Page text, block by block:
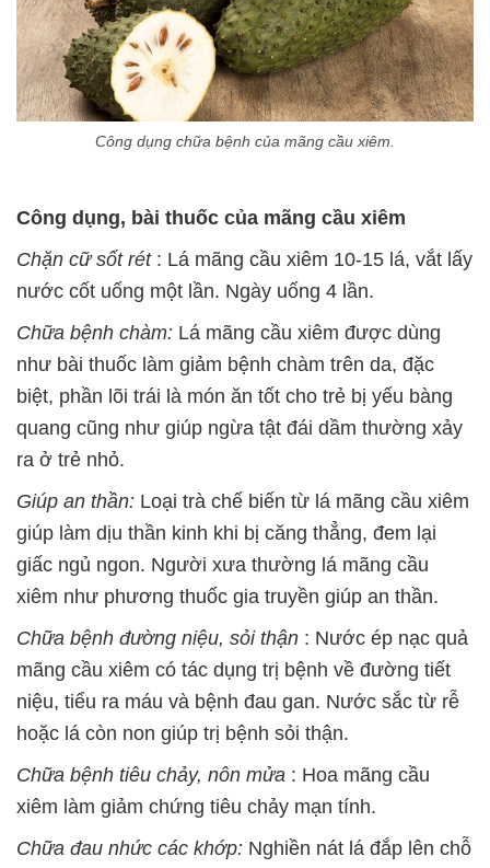
Công dụng chữa bệnh của mãng cầu xiêm.
Công dụng, bài thuốc của mãng cầu xiêm
Chặn cữ sốt rét : Lá mãng cầu xiêm 10-15 lá, vắt lấy
nước cốt uống một lần. Ngày uống 4 lần.
Chữa bệnh chàm: Lá mãng cầu xiêm được dùng
như bài thuốc làm giảm bệnh chàm trên da, đặc
biệt, phần lõi trái là món ăn tốt cho trẻ bị yếu bàng
quang cũng như giúp ngừa tật đái dầm thường xảy
ra ở trẻ nhỏ.
Giúp an thần: Loại trà chế biến từ lá mãng cầu xiêm
giúp làm dịu thần kinh khi bị căng thẳng, đem lại
giấc ngủ ngon. Người xưa thường lá mãng cầu
xiêm như phương thuốc gia truyền giúp an thần.
Chữa bệnh đường niệu, sỏi thận : Nước ép nạc quả
mãng cầu xiêm có tác dụng trị bệnh về đường tiết
niệu, tiểu ra máu và bệnh đau gan. Nước sắc từ rễ
hoặc lá còn non giúp trị bệnh sỏi thận.
Chữa bệnh tiêu chảy, nôn mửa : Hoa mãng cầu
xiêm làm giảm chứng tiêu chảy mạn tính.
Chữa đau nhức các khớp: Nghiền nát lá đắp lên chỗ